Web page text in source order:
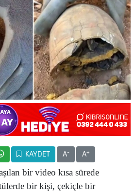
KAYDET A- A+
bir video kısa sürede
bir kişi, çekiçle bir